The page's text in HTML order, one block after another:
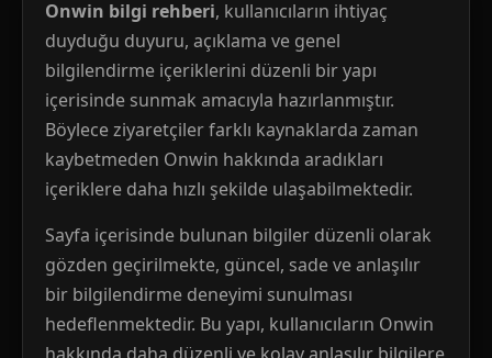
Onwin bilgi rehberi, kullanıcıların ihtiyaç
duyduğu duyuru, açıklama ve genel
bilgilendirme içeriklerini düzenli bir yapı
içerisinde sunmak amacıyla hazırlanmıştır.
Böylece ziyaretçiler farklı kaynaklarda zaman
kaybetmeden Onwin hakkında aradıkları
içeriklere daha hızlı şekilde ulaşabilmektedir.
Sayfa içerisinde bulunan bilgiler düzenli olarak
gözden geçirilmekte, güncel, sade ve anlaşılır
bir bilgilendirme deneyimi sunulması
hedeflenmektedir. Bu yapı, kullanıcıların Onwin